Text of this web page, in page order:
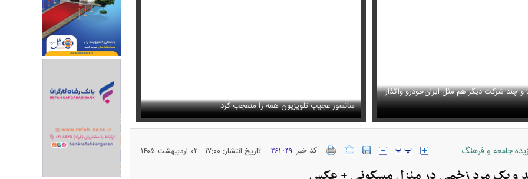
و چند شرکت دیگر هم مثل ایران‌خودرو واگذار
حمله خلبانان ایرانی به پایگاه آمریکا بدون GPS
فیلم/ پزشکیان: اگر ارز ترجیحی را حذف
پیش می‌آمد
نوه ناصرالدین شاه در لباس دامادی سانسور عجیب تلویزیون همه را متعجب کرد استایل جدید صابر ابر در فضای مجازی
جامعه و فرهنگ کد خبر:۳۶۱۰۴۹ تاریخ انتشار: ۱۷:۰۰ - ۰۲ ارديبهشت ۱۴۰۵